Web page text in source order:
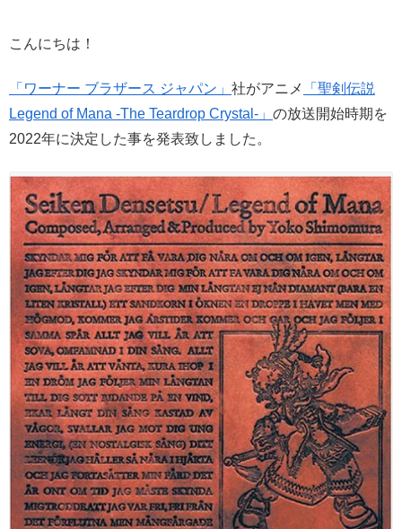
こんにちは！
「ワーナー ブラザース ジャパン」 社がアニメ
「聖剣伝説
Legend of Mana -The Teardrop Crystal-」 の放送開始時期を
2022年に決定した事を発表致しました。